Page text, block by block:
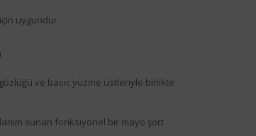
uygundur
ve basic yüzme üstleriyle birlikte
sunan fonksiyonel bir mayo şort